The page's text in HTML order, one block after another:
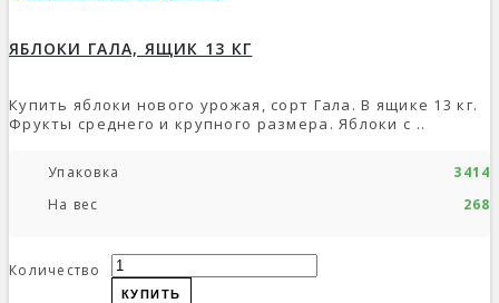
ЯБЛОКИ ГАЛА, ЯЩИК 13 КГ
Купить яблоки нового урожая, сорт Гала. В ящике 13 кг.
Фрукты среднего и крупного размера. Яблоки с ..
Упаковка
На вес
Количество
КУПИТЬ